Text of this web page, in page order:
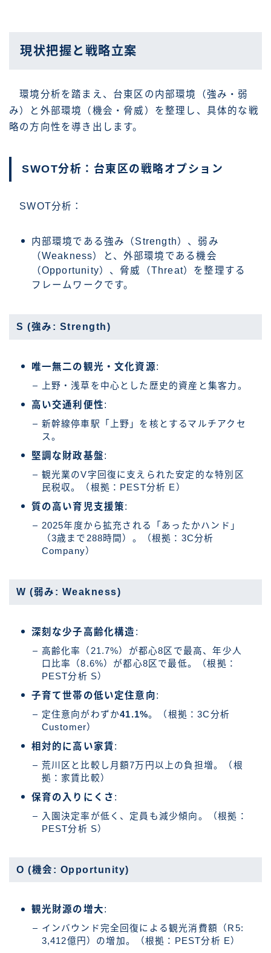
現状把握と戦略立案
環境分析を踏まえ、台東区の内部環境（強み・弱
み）と外部環境（機会・脅威）を整理し、具体的な戦
略の方向性を導き出します。
SWOT分析：台東区の戦略オプション
SWOT分析：
内部環境である強み（Strength）、弱み
（Weakness）と、外部環境である機会
（Opportunity）、脅威（Threat）を整理する
フレームワークです。
S (強み: Strength)
唯一無二の観光・文化資源:
上野・浅草を中心とした歴史的資産と集客力。
高い交通利便性:
新幹線停車駅「上野」を核とするマルチアクセ
ス。
堅調な財政基盤:
観光業のV字回復に支えられた安定的な特別区
民税収。（根拠：PEST分析 E）
質の高い育児支援策:
2025年度から拡充される「あったかハンド」
（3歳まで288時間）。（根拠：3C分析
Company）
W (弱み: Weakness)
深刻な少子高齢化構造 :
高齢化率（21.7%）が都心8区で最高、年少人
口比率（8.6%）が都心8区で最低。（根拠：
PEST分析 S）
子育て世帯の低い定住意向:
定住意向がわずか41.1%。（根拠：3C分析
Customer）
相対的に高い家賃:
荒川区と比較し月額7万円以上の負担増。（根
拠：家賃比較）
保育の入りにくさ :
入園決定率が低く、定員も減少傾向。（根拠：
PEST分析 S）
O (機会: Opportunity)
観光財源の増大:
インバウンド完全回復による観光消費額（R5:
3,412億円）の増加。（根拠：PEST分析 E）